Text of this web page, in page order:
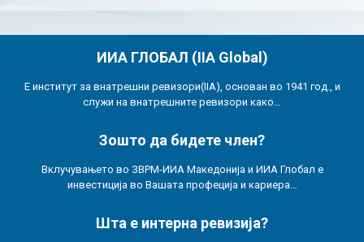
ИИА ГЛОБАЛ (IIA Global)
Е институт за внатрешни ревизори(IIA), основан во 1941 год., и
служи на внатрешните ревизори како…
Зошто да бидете член?
Вклучувањето во ЗВРМ-ИИА Македонија и ИИА Глобал е
инвестиција во Вашата профеција и кариера…
Шта е интерна ревизија?